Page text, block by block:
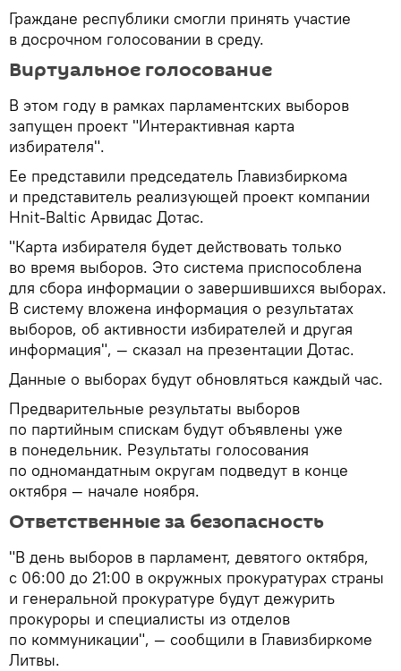
Граждане республики смогли принять участие
в досрочном голосовании в среду.
Виртуальное голосование
В этом году в рамках парламентских выборов
запущен проект "Интерактивная карта
избирателя".
Ее представили председатель Главизбиркома
и представитель реализующей проект компании
Hnit-Baltic Арвидас Дотас.
"Карта избирателя будет действовать только
во время выборов. Это система приспособлена
для сбора информации о завершившихся выборах.
В систему вложена информация о результатах
выборов, об активности избирателей и другая
информация", — сказал на презентации Дотас.
Данные о выборах будут обновляться каждый час.
Предварительные результаты выборов
по партийным спискам будут объявлены уже
в понедельник. Результаты голосования
по одномандатным округам подведут в конце
октября — начале ноября.
Ответственные за безопасность
"В день выборов в парламент, девятого октября,
с 06:00 до 21:00 в окружных прокуратурах страны
и генеральной прокуратуре будут дежурить
прокуроры и специалисты из отделов
по коммуникации", — сообщили в Главизбиркоме
Литвы.